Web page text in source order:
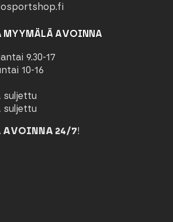
MYYMÄLÄ AVOINNA
9.30-17
10-16
suljettu
suljettu
AVOINNA 24/7!